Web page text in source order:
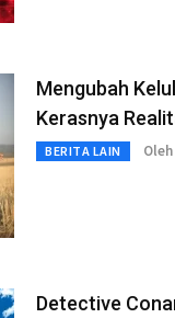
Mengubah
Kerasnya
BERITA LAIN Oleh
Detective